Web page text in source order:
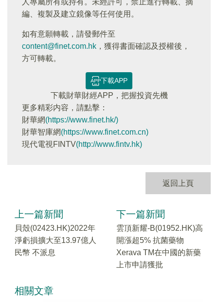
人專屬所有或持有。未經許可，禁止進行轉載、摘
編、複製及建立鏡像等任何使用。
如有意願轉載，請發郵件至
content@finet.com.hk ，獲得書面確認及授權後，
方可轉載。
下載APP
下載財華財經APP，把握投資先機
更多精彩内容，請點擊：
財華網(https://www.finet.hk/)
財華智庫網(https://www.finet.com.cn)
現代電視FINTV(http://www.fintv.hk)
返回上頁
上一篇新聞
貝殼(02423.HK)2022年
淨虧損擴大至13.97億人
民幣 不派息
下一篇新聞
雲頂新耀-B(01952.HK)高
開漲超5% 抗菌藥物
Xerava TM在中國的新藥
上市申請獲批
相關文章